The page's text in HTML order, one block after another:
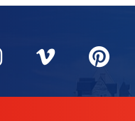
fenêtrefenêtre
une nouvelle
Instagram
, Ouvre une
Vimeo
, Ouvre
,